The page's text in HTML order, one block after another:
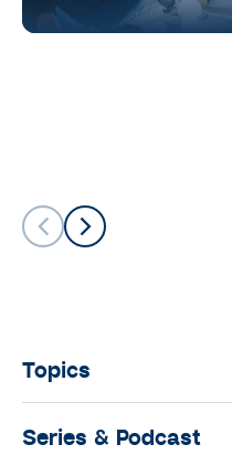
Topics
Series & Podcast